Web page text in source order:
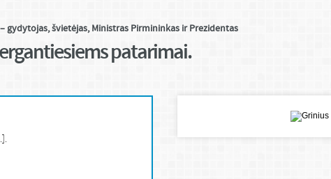
gydytojas, švietėjas, Ministras Pirmininkas ir Prezidentas
patarimai.